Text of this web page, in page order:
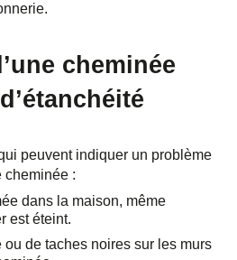
cheminée
peuvent indiquer un problème
cheminée :
dans la maison, même
est éteint.
ou de taches noires sur les murs